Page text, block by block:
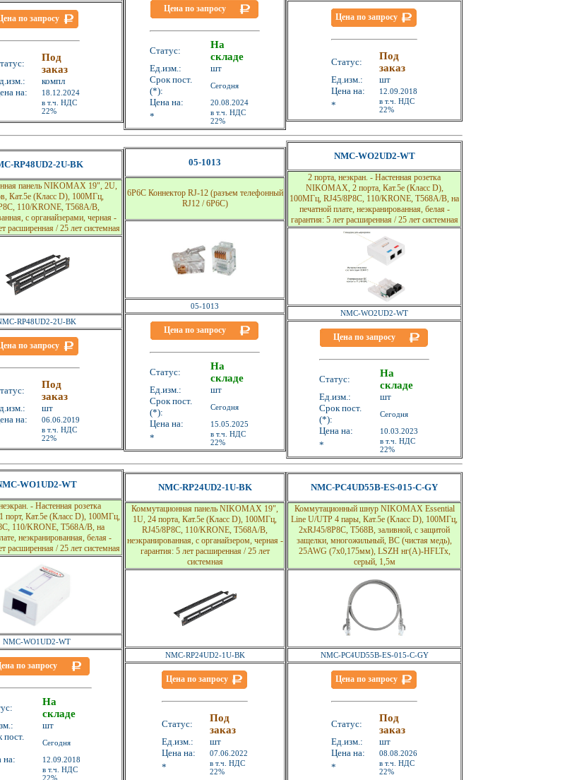
по запросу
Под
заказ
компл
на:
18.12.2024
в т.ч. НДС
22%
Цена по запросу
Статус:
На
складе
Ед.изм.:
шт
Срок пост.
(*):
Сегодня
Цена на: 20.08.2024
*
в т.ч. НДС
22%
Цена по запросу
Статус:
Под
заказ
Ед.изм.:
шт
Цена на:
12.09.2018
*
в т.ч. НДС
22%
RP48UD2-2U-BK
панель NIKOMAX 19", 2U,
Кат.5e (Класс D), 100МГц,
110/KRONE, T568A/B,
с органайзерами, черная -
расширенная / 25 лет системная
RP48UD2-2U-BK
по запросу
Под
заказ
шт
на:
06.06.2019
в т.ч. НДС
22%
05-1013
6P6C Коннектор RJ-12 (разъем телефонный
RJ12 / 6P6C)
05-1013
Цена по запросу
Статус:
На
складе
Ед.изм.:
шт
Срок пост.
(*):
Сегодня
Цена на: 15.05.2025
*
в т.ч. НДС
22%
NMC-WO2UD2-WT
2 порта, неэкран. - Настенная розетка
NIKOMAX, 2 порта, Кат.5e (Класс D),
100МГц, RJ45/8P8C, 110/KRONE, T568A/B, на
печатной плате, неэкранированная, белая -
гарантия: 5 лет расширенная / 25 лет системная
NMC-WO2UD2-WT
Цена по запросу
Статус:
На
складе
Ед.изм.:
шт
Срок пост.
(*):
Сегодня
Цена на: 10.03.2023
*
в т.ч. НДС
22%
WO1UD2-WT
- Настенная розетка
Кат.5e (Класс D), 100МГц,
110/KRONE, T568A/B, на
неэкранированная, белая -
расширенная / 25 лет системная
NMC-WO1UD2-WT
по запросу
На
складе
шт
пост.
Сегодня
на: 12.09.2018
в т.ч. НДС
22%
NMC-RP24UD2-1U-BK
Коммутационная панель NIKOMAX 19",
1U, 24 порта, Кат.5e (Класс D), 100МГц,
RJ45/8P8C, 110/KRONE, T568A/B,
неэкранированная, с органайзером, черная -
гарантия: 5 лет расширенная / 25 лет
системная
NMC-RP24UD2-1U-BK
Цена по запросу
Статус:
Под
заказ
Ед.изм.:
шт
Цена на:
07.06.2022
*
в т.ч. НДС
22%
NMC-PC4UD55B-ES-015-C-GY
Коммутационный шнур NIKOMAX Essential
Line U/UTP 4 пары, Кат.5е (Класс D), 100МГц,
2хRJ45/8P8C, T568B, заливной, с защитой
защелки, многожильный, BC (чистая медь),
25AWG (7x0,175мм), LSZH нг(А)-HFLTx,
серый, 1,5м
NMC-PC4UD55B-ES-015-C-GY
Цена по запросу
Статус:
Под
заказ
Ед.изм.:
шт
Цена на:
08.08.2026
*
в т.ч. НДС
22%